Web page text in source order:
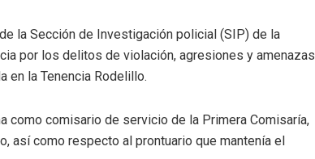
la Sección de Investigación policial (SIP) de la
por los delitos de violación, agresiones y amenazas
en la Tenencia Rodelillo.
como comisario de servicio de la Primera Comisaría,
así como respecto al prontuario que mantenía el